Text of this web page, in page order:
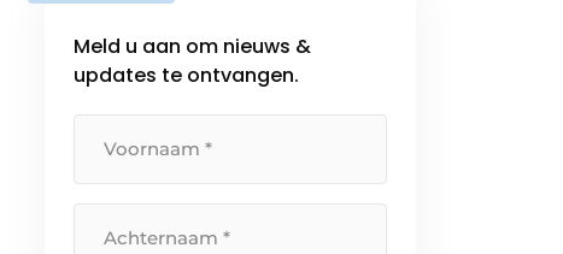
Meld u aan om nieuws &
updates te ontvangen.